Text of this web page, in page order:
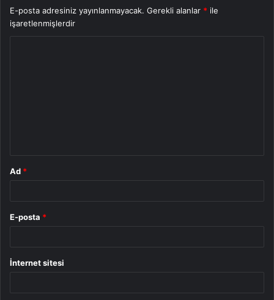
E-posta adresiniz yayınlanmayacak. Gerekli alanlar * ile
işaretlenmişlerdir
Ad *
E-posta *
İnternet sitesi